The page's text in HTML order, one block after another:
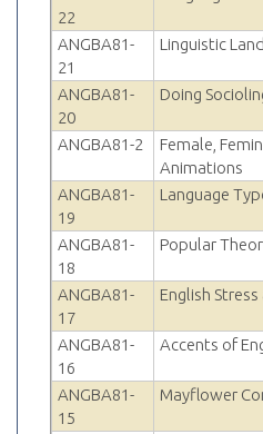
22
ANGBA81-
21
Linguistic
ANGBA81-
20
Doing
ANGBA81-2
Female,
Animations
ANGBA81-
19
Language
ANGBA81-
18
Popular
ANGBA81-
17
English
ANGBA81-
16
Accents of
ANGBA81-
15
Mayflower